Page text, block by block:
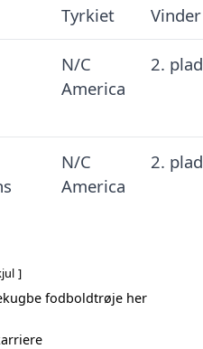
Tyrkiet Vinder
N/C
America
2.
N/C
America
2.
fodboldtrøje her